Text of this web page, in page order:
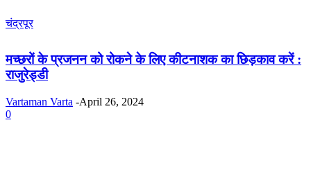
चंद्रपूर
मच्छरों के प्रजनन को रोकने के लिए कीटनाशक का छिड़काव करें :
राजुरेड्डी
Vartaman Varta -April 26, 2024
0